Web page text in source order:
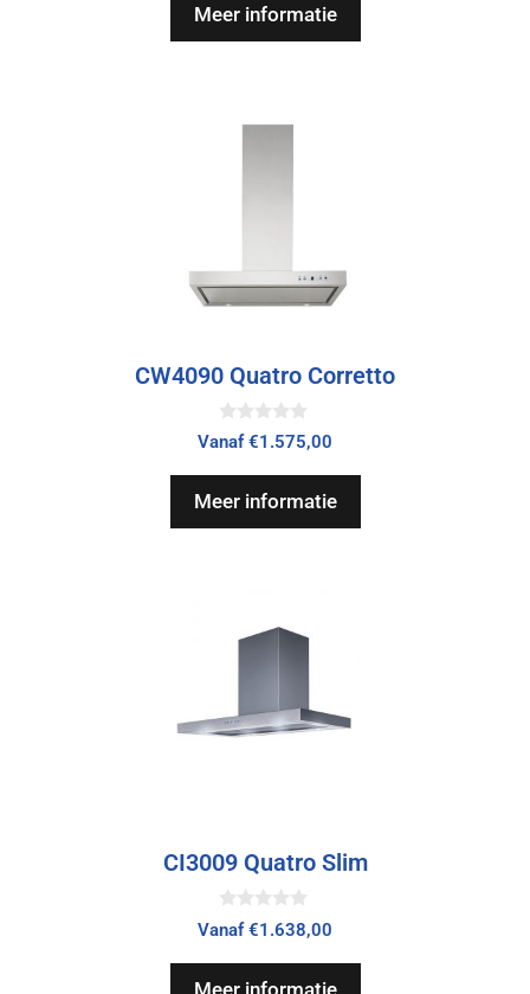
5
Meer informatie
CW4090 Quatro Corretto
0
v
5
Vanaf€1.575,00
Meer informatie
CI3009 Quatro Slim
0
v
5
Vanaf€1.638,00
Meer informatie